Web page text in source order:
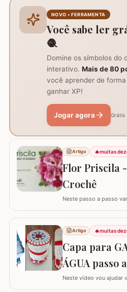
crie uma peça volumosa
trilhos de mesa,
NOVO • FERRAMENTA
Você sabe ler
🧶
Domine os símbolos do
interativo. Mais de 80
você aprender de
ganhar XP!
Jogar agora Grátis
Artigo 🔥muitas
Flor Priscila
Crochê
Neste passo a passo
conhecer, curtir e
visite a página
deixem de se inscrever
AQUI. Já temos
Artigo 🔥muitas
Capa para
ÁGUA passo
Neste vídeo vou ajudar